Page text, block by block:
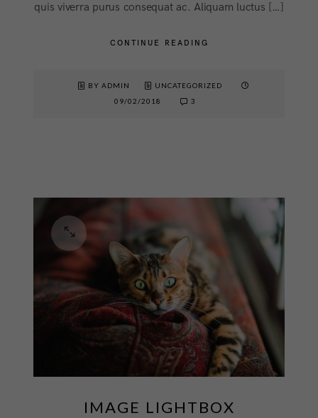
quis viverra purus consequat ac. Aliquam luctus […]
CONTINUE READING
BY ADMIN
UNCATEGORIZED
09/02/2018
3
IMAGE LIGHTBOX